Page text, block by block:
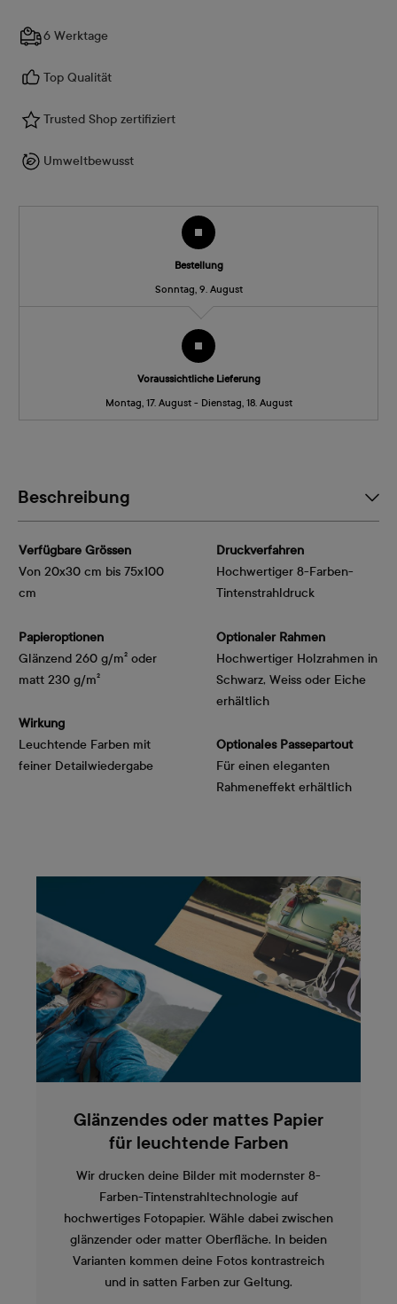
6 Werktage
Top Qualität
Trusted Shop zertifiziert
Umweltbewusst
Bestellung
Sonntag, 9. August
Voraussichtliche Lieferung
Montag, 17. August - Dienstag, 18. August
Beschreibung
Verfügbare Grössen
Von 20x30 cm bis 75x100
cm
Papieroptionen
Glänzend 260 g/m² oder
matt 230 g/m²
Wirkung
Leuchtende Farben mit
feiner Detailwiedergabe
Druckverfahren
Hochwertiger 8-Farben-
Tintenstrahldruck
Optionaler Rahmen
Hochwertiger Holzrahmen in
Schwarz, Weiss oder Eiche
erhältlich
Optionales Passepartout
Für einen eleganten
Rahmeneffekt erhältlich
Glänzendes oder mattes Papier
für leuchtende Farben
Wir drucken deine Bilder mit modernster 8-
Farben-Tintenstrahltechnologie auf
hochwertiges Fotopapier. Wähle dabei zwischen
glänzender oder matter Oberfläche. In beiden
Varianten kommen deine Fotos kontrastreich
und in satten Farben zur Geltung.